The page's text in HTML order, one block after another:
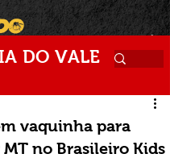
DO VALE
vaquinha para
no Brasileiro Kids